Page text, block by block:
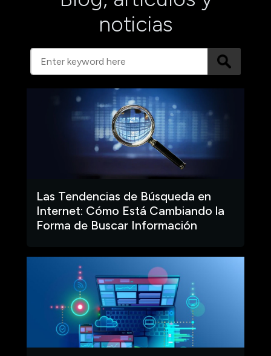
noticias
Las Tendencias de Búsqueda en
Internet: Cómo Está Cambiando la
Forma de Buscar Información